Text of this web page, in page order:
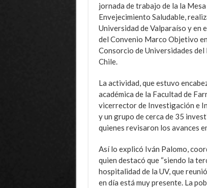
jornada de trabajo de la la
Envejecimiento Saludable,
Universidad de Valparaíso y en
del Convenio Marco Objetivo
Consorcio de Universidades del
Chile.
La actividad, que estuvo
académica de la Facultad de
vicerrector de Investigación e
y un grupo de cerca de 35
quienes revisaron los avances
Así lo explicó Iván Palomo,
quien destacó que “siendo la
hospitalidad de la UV, que
en día está muy presente. La